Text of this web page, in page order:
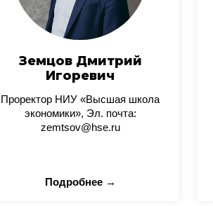
Земцов Дмитрий
Игоревич
Проректор НИУ «Высшая школа
экономики», Эл. почта:
zemtsov@hse.ru
Подробнее →